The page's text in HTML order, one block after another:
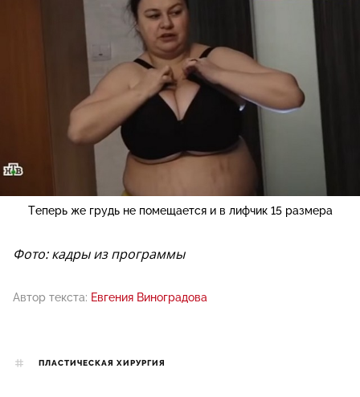
Теперь же грудь не помещается и в лифчик 15 размера
Фото: кадры из программы
Автор текста: Евгения Виноградова
ПЛАСТИЧЕСКАЯ ХИРУРГИЯ